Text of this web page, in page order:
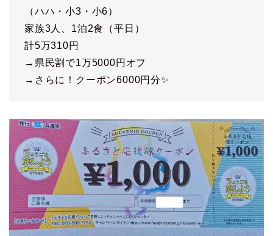
（ハハ・小3・小6）
家族3人、1泊2食（平日）
計5万310円
→県民割で1万5000円オフ
→さらに！クーポン6000円分✨